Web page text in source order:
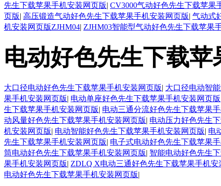
先生下载苹果手机安装网页版| CV3000气动好色先生下载苹果
页版| 高压锻造气动好色先生下载苹果手机安装网页版| 气动式
机安装网页版ZJHM04| ZJHM03智能型气动好色先生下载苹果
电动好色先生下载
大口径电动好色先生下载苹果手机安装网页版| 大口径电动智
果手机安装网页版| 电动单座好色先生下载苹果手机安装网页版
生下载苹果手机安装网页版| 电动三通分流好色先生下载苹果
动风量好色先生下载苹果手机安装网页版| 电动压力好色先生
机安装网页版| 电动智能好色先生下载苹果手机安装网页版| 电
先生下载苹果手机安装网页版| 电子式电动好色先生下载苹果
筒电动好色先生下载苹果手机安装网页版| 智能电动好色先生
果手机安装网页版| ZDLQ X电动三通好色先生下载苹果手机安
电动好色先生下载苹果手机安装网页版|